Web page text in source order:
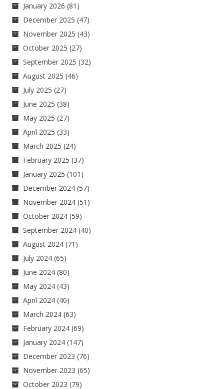
January 2026 (81)
December 2025 (47)
November 2025 (43)
October 2025 (27)
September 2025 (32)
August 2025 (46)
July 2025 (27)
June 2025 (38)
May 2025 (27)
April 2025 (33)
March 2025 (24)
February 2025 (37)
January 2025 (101)
December 2024 (57)
November 2024 (51)
October 2024 (59)
September 2024 (40)
August 2024 (71)
July 2024 (65)
June 2024 (80)
May 2024 (43)
April 2024 (40)
March 2024 (63)
February 2024 (69)
January 2024 (147)
December 2023 (76)
November 2023 (65)
October 2023 (79)